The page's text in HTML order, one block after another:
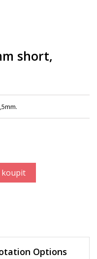
short,
koupit
Options